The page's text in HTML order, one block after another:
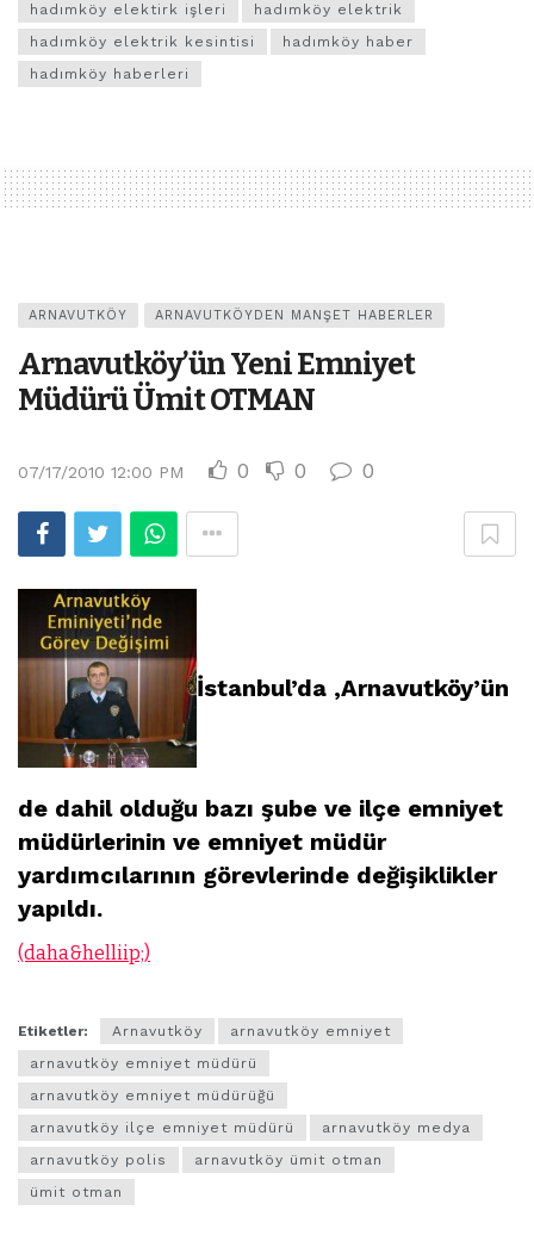
hadımköy elektirk işleri
hadımköy elektrik
hadımköy elektrik kesintisi
hadımköy haber
hadımköy haberleri
ARNAVUTKÖY ARNAVUTKÖYDEN MANŞET HABERLER
Arnavutköy’ün Yeni Emniyet
Müdürü Ümit OTMAN
07/17/2010 12:00 PM 0 0 0
İstanbul’da ,Arnavutköy’ün
de dahil olduğu bazı şube ve ilçe emniyet
müdürlerinin ve emniyet müdür
yardımcılarının görevlerinde değişiklikler
yapıldı.
(daha&helliip;)
Etiketler: Arnavutköy
arnavutköy emniyet
arnavutköy emniyet müdürü
arnavutköy emniyet müdürüğü
arnavutköy ilçe emniyet müdürü
arnavutköy medya
arnavutköy polis
arnavutköy ümit otman
ümit otman